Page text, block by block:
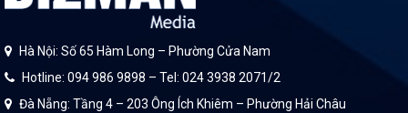
Hà Nội: Số 65 Hàm Long – Phường Cửa Nam
Hotline: 094 986 9898 – Tel: 024 3938 2071/2
Đà Nẵng: Tầng 4 – 203 Ông Ích Khiêm – Phường Hải Châu